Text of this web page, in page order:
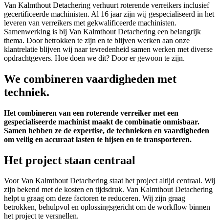
Van Kalmthout Detachering verhuurt roterende verreikers inclusief
gecertificeerde machinisten. Al 16 jaar zijn wij gespecialiseerd in het
leveren van verreikers met gekwalificeerde machinisten.
Samenwerking is bij Van Kalmthout Detachering een belangrijk
thema. Door betrokken te zijn en te blijven werken aan onze
klantrelatie blijven wij naar tevredenheid samen werken met diverse
opdrachtgevers. Hoe doen we dit? Door er gewoon te zijn.
We combineren vaardigheden met
techniek.
Het combineren van een roterende verreiker met een
gespecialiseerde machinist maakt de combinatie onmisbaar.
Samen hebben ze de expertise, de technieken en vaardigheden
om veilig en accuraat lasten te hijsen en te transporteren.
Het project staan centraal
Voor Van Kalmthout Detachering staat het project altijd centraal. Wij
zijn bekend met de kosten en tijdsdruk. Van Kalmthout Detachering
helpt u graag om deze factoren te reduceren. Wij zijn graag
betrokken, behulpvol en oplossingsgericht om de workflow binnen
het project te versnellen.